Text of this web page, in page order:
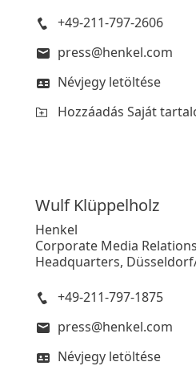
+49-211-797-2606
press@henkel.com
Névjegy letöltése
Hozzáadás Saját
Wulf Klüppelholz
Henkel
Corporate Media Relations
Headquarters,
+49-211-797-1875
press@henkel.com
Névjegy letöltése